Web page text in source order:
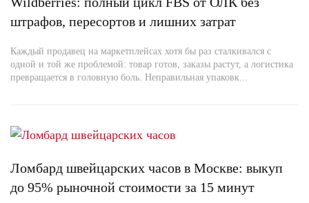
штрафов, пересортов и лишних затрат
Каждый продавец на маркетплейсах хотя бы раз сталкивался с
одной и той же проблемой: товар готов, заказы растут, а логистика
превращается в головную боль. Неправильная упаковк...
Ломбард швейцарских часов в Москве: выкуп
до 95% рыночной стоимости за 15 минут